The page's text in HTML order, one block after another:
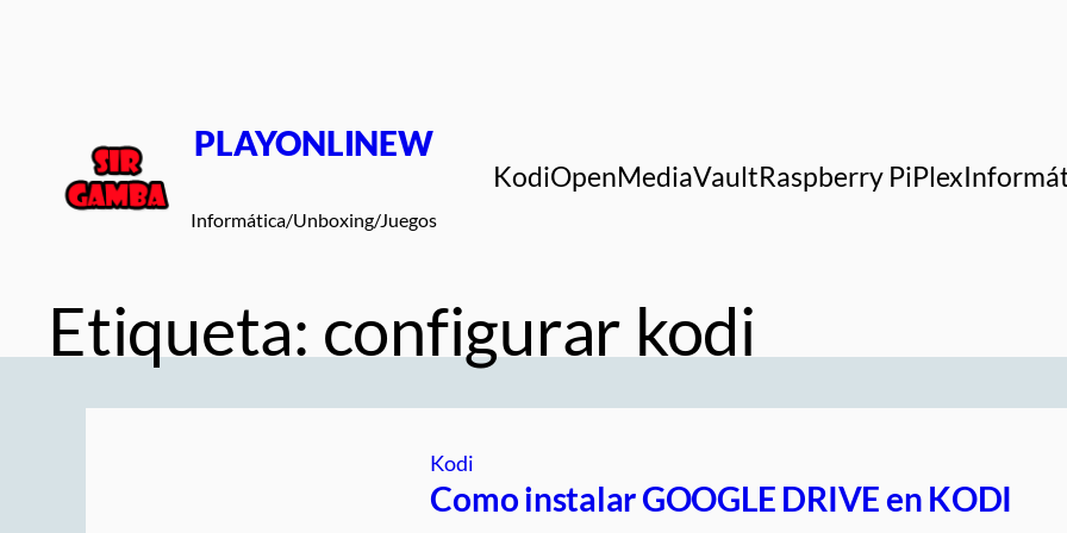
PLAYONLINEW
Informática/Unboxing/Juegos
KodiOpenMediaVaultRaspberry PiPlex
Etiqueta: configurar kodi
Kodi
Como instalar GOOGLE DRIVE en KODI